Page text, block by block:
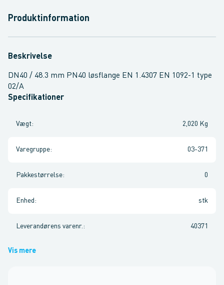
Produktinformation
Beskrivelse
DN40 / 48.3 mm PN40 løsflange EN 1.4307 EN 1092-1 type
02/A
Specifikationer
Vægt: 2,020 Kg
Varegruppe: 03-371
Pakkestørrelse: 0
Enhed : stk
Leverandørens varenr. : 40371
Vis mere